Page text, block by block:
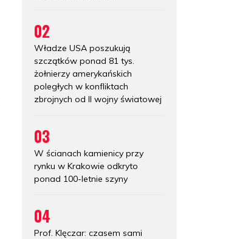
02
Władze USA poszukują
szczątków ponad 81 tys.
żołnierzy amerykańskich
poległych w konfliktach
zbrojnych od II wojny światowej
03
W ścianach kamienicy przy
rynku w Krakowie odkryto
ponad 100-letnie szyny
04
Prof. Klęczar: czasem sami